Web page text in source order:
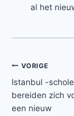
al het
Bericht
navigatie
VORIGE
Istanbul -
bereiden zich
een nieuw